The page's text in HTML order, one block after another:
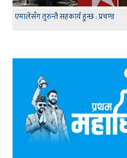
एमालेसँग तुरुन्तै सहकार्य हुन्छ : प्रचण्ड